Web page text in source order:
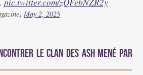
pic.twitter.com/zQFebNZR2y
May 2, 2025
le clan des Ash mené par